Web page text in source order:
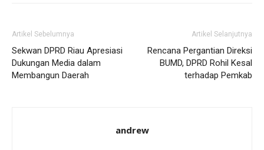
Artikel Sebelumnya
Sekwan DPRD Riau Apresiasi
Dukungan Media dalam
Membangun Daerah
Artikel Selanjutnya
Rencana Pergantian Direksi
BUMD, DPRD Rohil Kesal
terhadap Pemkab
andrew